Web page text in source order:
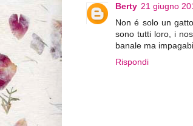
Berty 21 giugno
Non é solo un
sono tutti loro, i
banale ma
Rispondi